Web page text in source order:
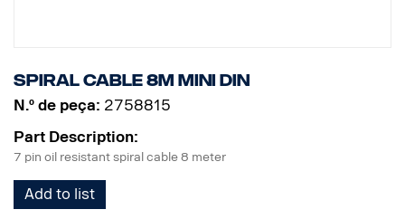
Spiral cable 8m MINI DIN
N.º de peça: 2758815
Part Description:
7 pin oil resistant spiral cable 8 meter
Add to list